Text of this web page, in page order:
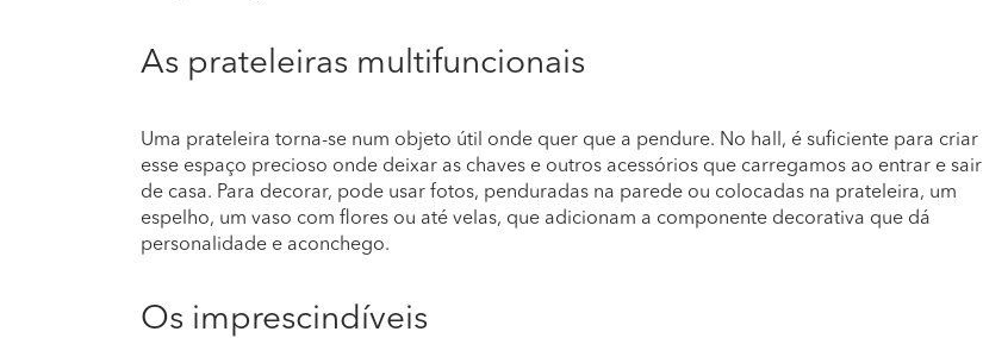
As prateleiras multifuncionais
Uma prateleira torna-se num objeto útil onde quer que a pendure. No hall, é suficiente para criar
esse espaço precioso onde deixar as chaves e outros acessórios que carregamos ao entrar e sair
de casa. Para decorar, pode usar fotos, penduradas na parede ou colocadas na prateleira, um
espelho, um vaso com flores ou até velas, que adicionam a componente decorativa que dá
personalidade e aconchego.
Os imprescindíveis